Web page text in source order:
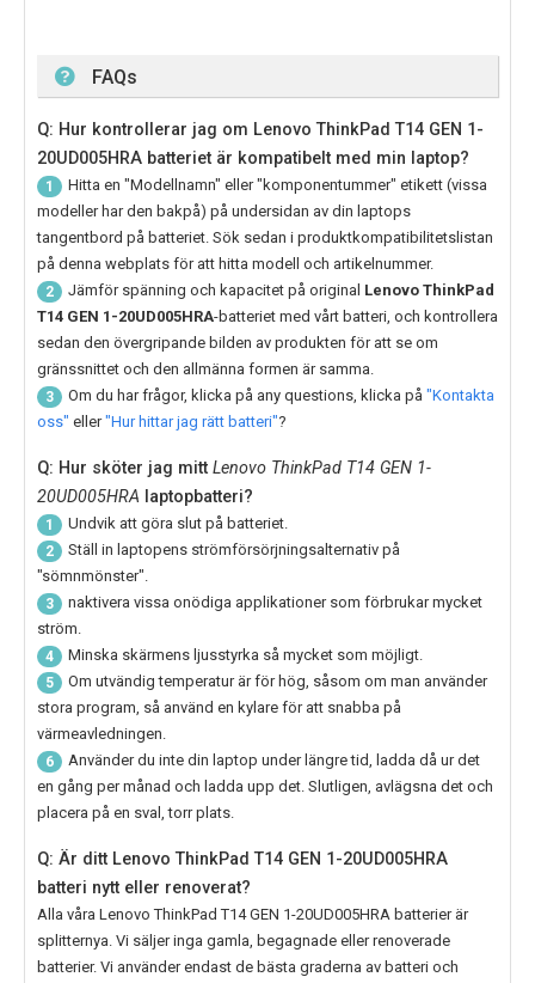
FAQs
Q: Hur kontrollerar jag om Lenovo ThinkPad T14 GEN 1-
20UD005HRA batteriet är kompatibelt med min laptop?
1
Hitta en "Modellnamn" eller "komponentummer" etikett (vissa
modeller har den bakpå) på undersidan av din laptops
tangentbord på batteriet. Sök sedan i produktkompatibilitetslistan
på denna webplats för att hitta modell och artikelnummer.
2 Jämför spänning och kapacitet på original Lenovo ThinkPad
T14 GEN 1-20UD005HRA-batteriet med vårt batteri, och kontrollera
sedan den övergripande bilden av produkten för att se om
gränssnittet och den allmänna formen är samma.
3 Om du har frågor, klicka på any questions, klicka på "Kontakta
oss" eller"Hur hittar jag rätt batteri"?
Q: Hur sköter jag mitt Lenovo ThinkPad T14 GEN 1-
20UD005HRA laptopbatteri?
1 Undvik att göra slut på batteriet.
2
Ställ in laptopens strömförsörjningsalternativ på
"sömnmönster".
3
naktivera vissa onödiga applikationer som förbrukar mycket
ström.
4 Minska skärmens ljusstyrka så mycket som möjligt.
5
Om utvändig temperatur är för hög, såsom om man använder
stora program, så använd en kylare för att snabba på
värmeavledningen.
6
Använder du inte din laptop under längre tid, ladda då ur det
en gång per månad och ladda upp det. Slutligen, avlägsna det och
placera på en sval, torr plats.
Q: Är ditt Lenovo ThinkPad T14 GEN 1-20UD005HRA
batteri nytt eller renoverat?
Alla våra Lenovo ThinkPad T14 GEN 1-20UD005HRA batterier är
splitternya. Vi säljer inga gamla, begagnade eller renoverade
batterier. Vi använder endast de bästa graderna av batteri och